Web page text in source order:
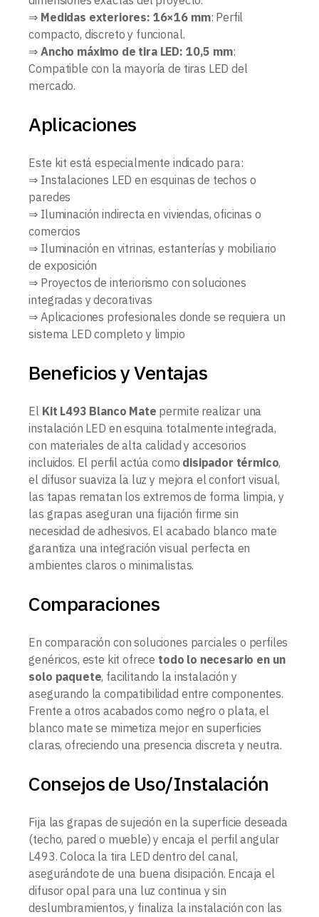
⇒ Medidas exteriores: 16×16 mm: Perfil
compacto, discreto y funcional.
⇒ Ancho máximo de tira LED: 10,5 mm:
Compatible con la mayoría de tiras LED del
mercado.
Aplicaciones
Este kit está especialmente indicado para:
⇒ Instalaciones LED en esquinas de techos o
paredes
⇒ Iluminación indirecta en viviendas, oficinas o
comercios
⇒ Iluminación en vitrinas, estanterías y mobiliario
de exposición
⇒ Proyectos de interiorismo con soluciones
integradas y decorativas
⇒ Aplicaciones profesionales donde se requiera un
sistema LED completo y limpio
Beneficios y Ventajas
El Kit L493 Blanco Mate permite realizar una
instalación LED en esquina totalmente integrada,
con materiales de alta calidad y accesorios
incluidos. El perfil actúa como disipador térmico,
el difusor suaviza la luz y mejora el confort visual,
las tapas rematan los extremos de forma limpia, y
las grapas aseguran una fijación firme sin
necesidad de adhesivos. El acabado blanco mate
garantiza una integración visual perfecta en
ambientes claros o minimalistas.
Comparaciones
En comparación con soluciones parciales o perfiles
genéricos, este kit ofrece todo lo necesario en un
solo paquete, facilitando la instalación y
asegurando la compatibilidad entre componentes.
Frente a otros acabados como negro o plata, el
blanco mate se mimetiza mejor en superficies
claras, ofreciendo una presencia discreta y neutra.
Consejos de Uso/Instalación
Fija las grapas de sujeción en la superficie deseada
(techo, pared o mueble) y encaja el perfil angular
L493. Coloca la tira LED dentro del canal,
asegurándote de una buena disipación. Encaja el
difusor opal para una luz continua y sin
deslumbramientos, y finaliza la instalación con las